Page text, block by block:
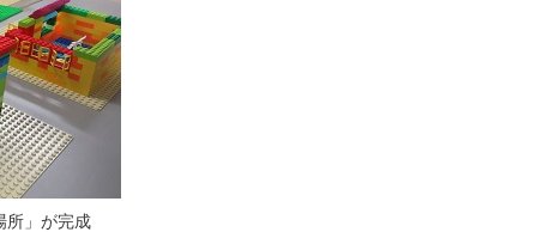
所」が完成